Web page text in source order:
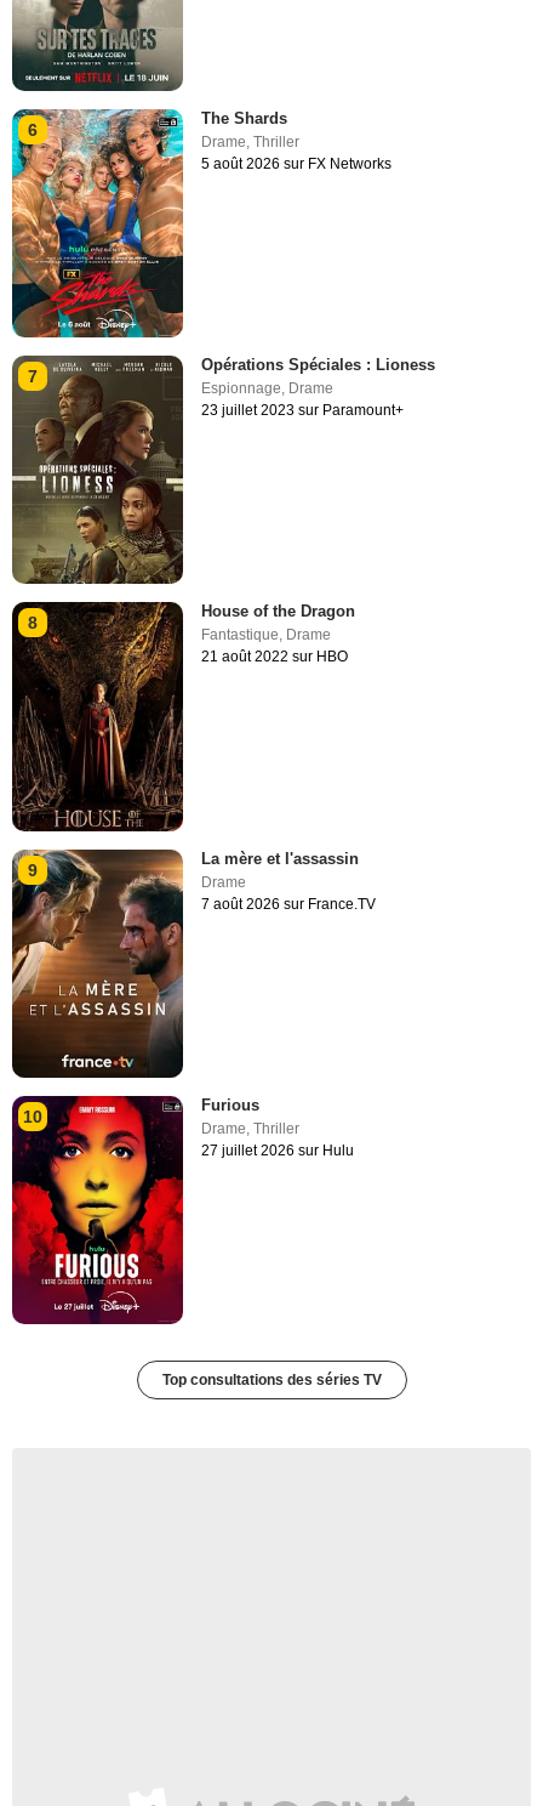
6
The Shards
Drame,Thriller
5 août 2026 sur FX Networks
7
Opérations Spéciales : Lioness
Espionnage, Drame
23 juillet 2023 sur Paramount+
8
House of the Dragon
Fantastique, Drame
21 août 2022 sur HBO
9
La mère et l'assassin
Drame
7 août 2026 sur France.TV
10
Furious
Drame,Thriller
27 juillet 2026 sur Hulu
Top consultations des séries TV